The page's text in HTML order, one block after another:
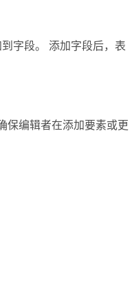
字段。 添加字段后，表
保编辑者在添加要素或更